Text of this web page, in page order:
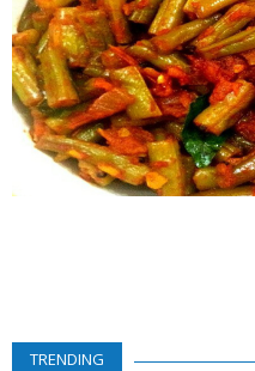
COOKERY
KARSHAKAN
TOURS & TRAVEL
GREETINGS
CLASSIFIEDS
OBITUARY
TRENDING